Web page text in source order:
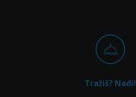
Tražiš? Nađi!